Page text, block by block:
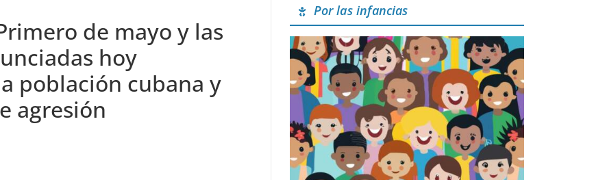
de mayo y las
hoy
población cubana y
agresión
Por las infancias